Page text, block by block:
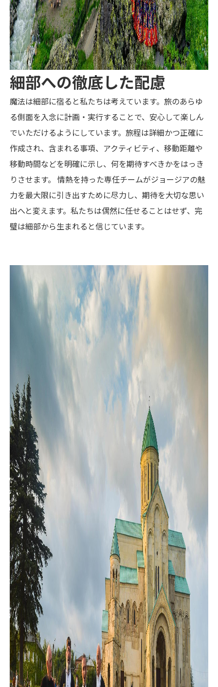
細部への徹底した配慮
魔法は細部に宿ると私たちは考えています。旅のあらゆ
る側面を入念に計画・実行することで、安心して楽しん
でいただけるようにしています。旅程は詳細かつ正確に
作成され、含まれる事項、アクティビティ、移動距離や
移動時間などを明確に示し、何を期待すべきかをはっき
りさせます。 情熱を持った専任チームがジョージアの魅
力を最大限に引き出すために尽力し、期待を大切な思い
出へと変えます。私たちは偶然に任せることはせず、完
璧は細部から生まれると信じています。